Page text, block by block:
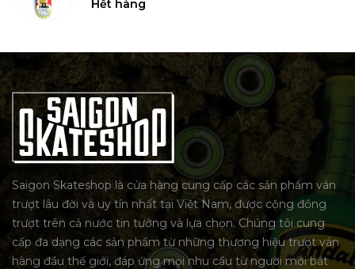
Hết hàng
Saigon Skateshop là cửa hàng cung cấp các sản phẩm ván
trượt lâu đời và uy tín nhất tại Việt Nam, được cộng đồng
trượt trên cả nước tin tưởng và lựa chọn. Chúng tôi cung
cấp đa dạng các sản phẩm từ những thương hiệu trượt ván
hàng đầu thế giới, đáp ứng mọi nhu cầu từ người mới bắt